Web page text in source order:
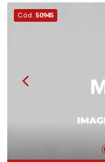
Cód. 50945